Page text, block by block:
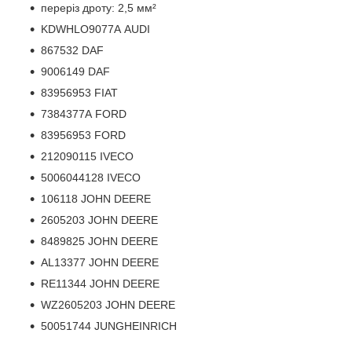
переріз дроту: 2,5 мм²
KDWHLO9077A AUDI
867532 DAF
9006149 DAF
83956953 FIAT
7384377A FORD
83956953 FORD
212090115 IVECO
5006044128 IVECO
106118 JOHN DEERE
2605203 JOHN DEERE
8489825 JOHN DEERE
AL13377 JOHN DEERE
RE11344 JOHN DEERE
WZ2605203 JOHN DEERE
50051744 JUNGHEINRICH